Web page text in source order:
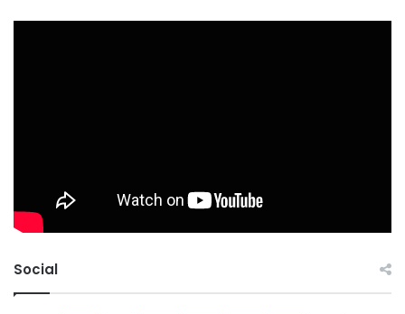
Social